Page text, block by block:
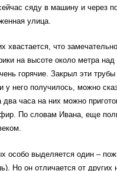
сяду в машину и через
улица.
хвастается, что
на высоте около метра
горячие. Закрыл эти
него получилось, можно
два часа на них можно
По словам Ивана, еще
особо выделяется один –
Но он отличается от